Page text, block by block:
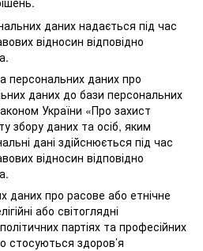
даних надається під час
відносин відповідно
персональних даних про
даних до бази персональних
України «Про захист
збору даних та осіб, яким
дані здійснюється під час
відносин відповідно
даних про расове або етнічне
або світоглядні
партіях та професійних
стосуються здоров’я